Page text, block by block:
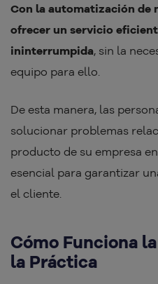
Con la automatización de
ofrecer un servicio
ininterrumpida, sin la
equipo para ello.
De esta manera, las
solucionar problemas
producto de su empresa
esencial para garantizar
el cliente.
Cómo Funciona
la Práctica